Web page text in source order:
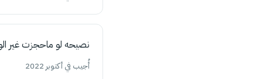
نصيحه لو ماحجزت غير
أُجيب في أكتوبر 2022